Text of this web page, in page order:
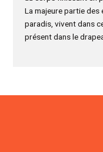
La majeure partie des
paradis, vivent dans
présent dans le